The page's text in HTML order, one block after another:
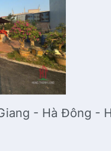
- Hà Đông -